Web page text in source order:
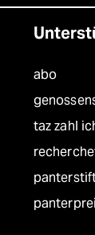
abo
taz zahl